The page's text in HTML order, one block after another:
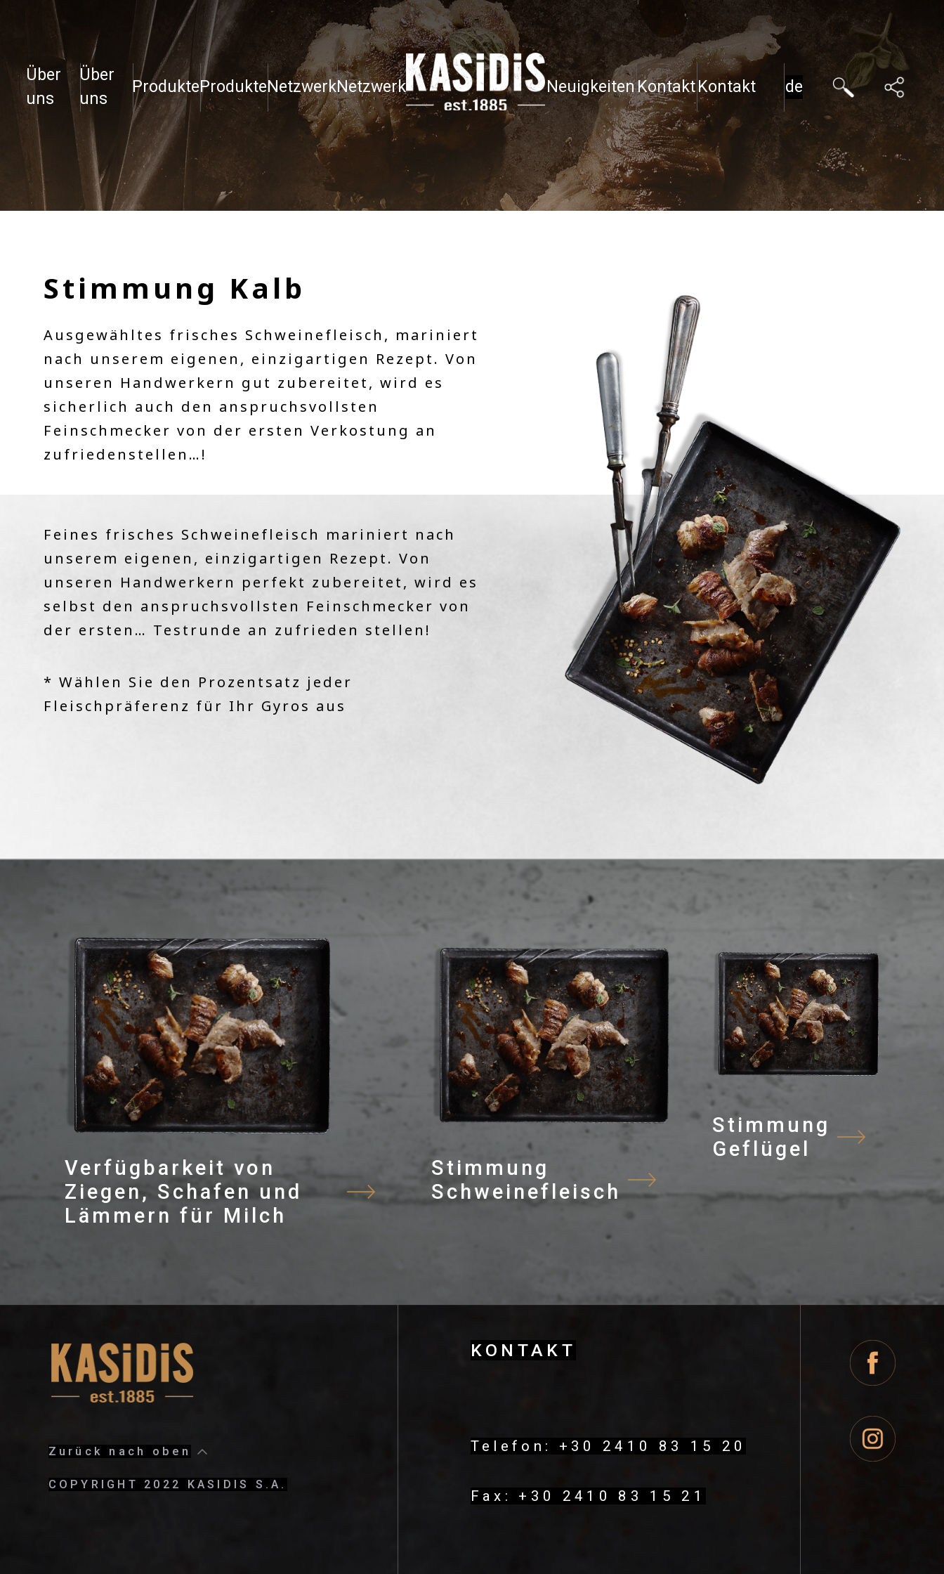
Über
uns
Über
uns
ProdukteProdukteNetzwerkNetzwerk NeuigkeitenKontaktKontakt de
Stimmung Kalb
Ausgewähltes frisches Schweinefleisch, mariniert
nach unserem eigenen, einzigartigen Rezept. Von
unseren Handwerkern gut zubereitet, wird es
sicherlich auch den anspruchsvollsten
Feinschmecker von der ersten Verkostung an
zufriedenstellen…!
Feines frisches Schweinefleisch mariniert nach
unserem eigenen, einzigartigen Rezept. Von
unseren Handwerkern perfekt zubereitet, wird es
selbst den anspruchsvollsten Feinschmecker von
der ersten… Testrunde an zufrieden stellen!
* Wählen Sie den Prozentsatz jeder
Fleischpräferenz für Ihr Gyros aus
Verfügbarkeit von
Ziegen, Schafen und
Lämmern für Milch
Stimmung
Schweinefleisch
Stimmung
Geflügel
Zurück nach oben
COPYRIGHT 2022 KASIDIS S.A.
KΟΝΤΑΚΤ
Telefon: +30 2410 83 15 20
Fax: +30 2410 83 15 21